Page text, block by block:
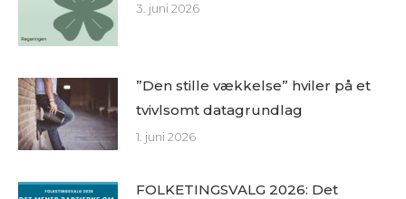
3. juni 2026
”Den stille vækkelse” hviler på et
tvivlsomt datagrundlag
1. juni 2026
FOLKETINGSVALG 2026: Det